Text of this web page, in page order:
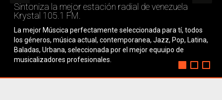
Sintoniza la mejor estación radial de venezuela
Krystal 105.1 FM.
La mejor Múscica perfectamente seleccionada para tí, todos
los géneros, música actual, contemporanea, Jazz, Pop, Latina,
Baladas, Urbana, seleccionada por el mejor equuipo de
musicalizadores profesionales.